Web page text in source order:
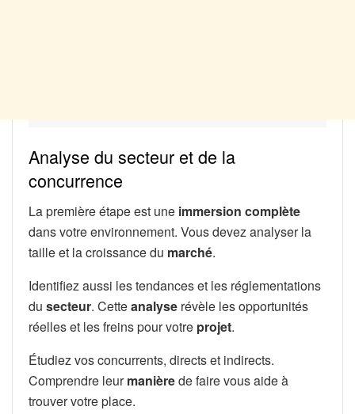
Analyse du secteur et de la
concurrence
La première étape est une immersion complète
dans votre environnement. Vous devez analyser la
taille et la croissance du marché.
Identifiez aussi les tendances et les réglementations
du secteur. Cetteanalyse révèle les opportunités
réelles et les freins pour votre projet.
Étudiez vos concurrents, directs et indirects.
Comprendre leurmanièrede faire vous aide à
trouver votre place.